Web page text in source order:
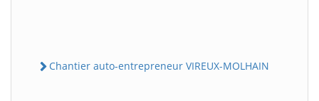
Chantier auto-entrepreneur VIREUX-MOLHAIN